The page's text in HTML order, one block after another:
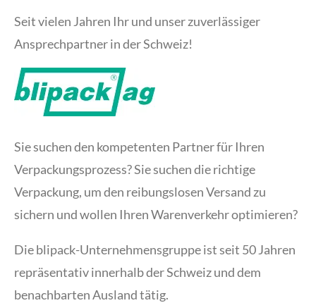
Seit vielen Jahren Ihr und unser zuverlässiger
Ansprechpartner in der Schweiz!
Sie suchen den kompetenten Partner für Ihren
Verpackungsprozess? Sie suchen die richtige
Verpackung, um den reibungslosen Versand zu
sichern und wollen Ihren Warenverkehr optimieren?
Die blipack-Unternehmensgruppe ist seit 50 Jahren
repräsentativ innerhalb der Schweiz und dem
benachbarten Ausland tätig.